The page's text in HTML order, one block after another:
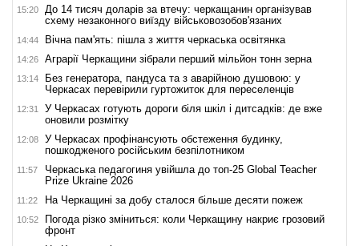
15:20
До 14 тисяч доларів за втечу: черкащанин організував
схему незаконного виїзду військовозобов'язаних
14:44 Вічна пам'ять: пішла з життя черкаська освітянка
14:26 Аграрії Черкащини зібрали перший мільйон тонн зерна
13:14
Без генератора, пандуса та з аварійною душовою: у
Черкасах перевірили гуртожиток для переселенців
12:31
У Черкасах готують дороги біля шкіл і дитсадків: де вже
оновили розмітку
12:08
У Черкасах профінансують обстеження будинку,
пошкодженого російським безпілотником
11:57
Черкаська педагогиня увійшла до топ-25 Global Teacher
Prize Ukraine 2026
11:22 На Черкащині за добу сталося більше десяти пожеж
10:52
Погода різко зміниться: коли Черкащину накриє грозовий
фронт